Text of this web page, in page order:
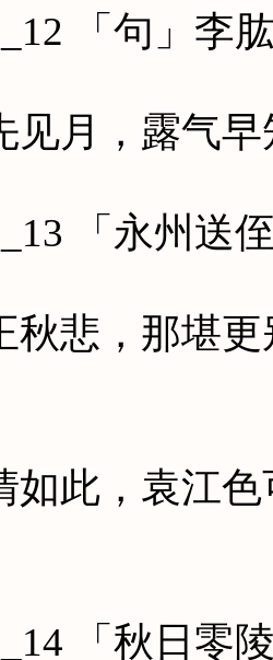
「句」李
月，露气早
「永州送侄
悲，那堪更
此，袁江色
「秋日零陵